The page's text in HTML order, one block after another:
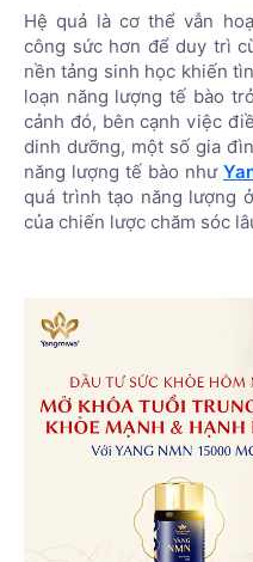
Hệ quả là cơ thể vẫn
công sức hơn để duy trì
nền tảng sinh học khiến
loạn năng lượng tế bào
cảnh đó, bên cạnh việc
dinh dưỡng, một số gia
năng lượng tế bào như
quá trình tạo năng lượng
của chiến lược chăm sóc